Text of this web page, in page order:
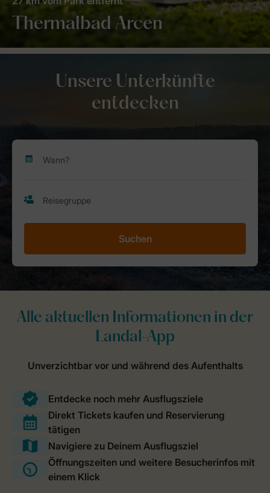
Thermalbad Arcen
Unsere Unterkünfte
entdecken
Suchen